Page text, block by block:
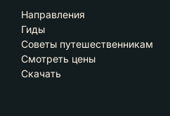
Направления
Гиды
Советы путешественникам
Смотреть цены
Скачать